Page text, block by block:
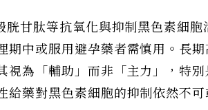
甘肽等抗氧化與抑制黑色素細胞
期中或服用避孕藥者需慎用。長
視為「輔助」而非「主力」，特
給藥對黑色素細胞的抑制依然不